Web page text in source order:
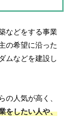
などをする事業
の希望に沿った
ムなどを建設し
人気が高く、
をしたい人や、